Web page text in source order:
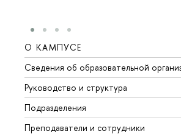
О КАМПУСЕ
Сведения об образовательной
Руководство и структура
Подразделения
Преподаватели и сотрудники